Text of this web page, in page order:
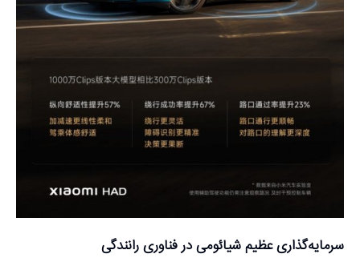
سرمایه‌گذاری عظیم شیائومی در فناوری رانندگی